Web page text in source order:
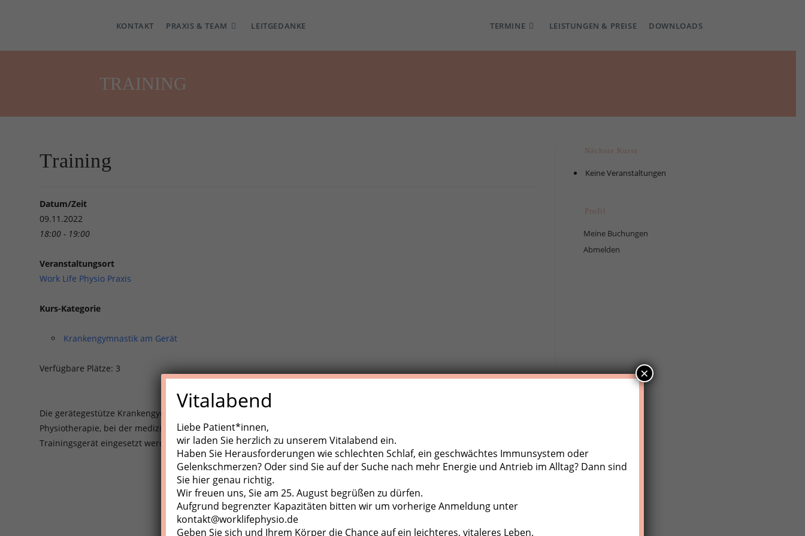
KONTAKT PRAXIS & TEAM LEITGEDANKE TERMINE LEISTUNGEN & PREISE DOWNLOADS
TRAINING
Training
Datum/Zeit
09.11.2022
18:00 - 19:00
Veranstaltungsort
Work Life Physio Praxis
Kurs-Kategorie
Krankengymnastik am Gerät
Verfügbare Plätze: 3
Die gerätegestütze Krankengynmnastik (KGG)/Medizinische Trainigstherapie (MTT) ist eine aktive Behandlungsform der
Physiotherapie, bei der medizinische Trainingsgeräte, Zugapparate, diverse Kleingeräte und der eigene Körper als
Trainingsgerät eingesetzt werden.
Nächste Kurse
Keine Veranstaltungen
Profil
Meine Buchungen
Abmelden
Vitalabend
Liebe Patient*innen,
wir laden Sie herzlich zu unserem Vitalabend ein.
Haben Sie Herausforderungen wie schlechten Schlaf, ein geschwächtes Immunsystem oder
Gelenkschmerzen? Oder sind Sie auf der Suche nach mehr Energie und Antrieb im Alltag? Dann sind
Sie hier genau richtig.
Wir freuen uns, Sie am 25. August begrüßen zu dürfen.
Aufgrund begrenzter Kapazitäten bitten wir um vorherige Anmeldung unter
kontakt@worklifephysio.de
Geben Sie sich und Ihrem Körper die Chance auf ein leichteres, vitaleres Leben.
×